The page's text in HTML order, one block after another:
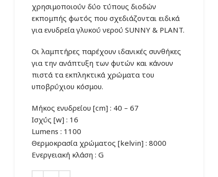
χρησιμοποιούν δύο τύπους διοδών
εκπομπής φωτός που σχεδιάζονται ειδικά
για ενυδρεία γλυκού νερού SUNNY & PLANT.
Οι λαμπτήρες παρέχουν ιδανικές συνθήκες
για την ανάπτυξη των φυτών και κάνουν
πιστά τα εκπληκτικά χρώματα του
υποβρύχιου κόσμου.
Μήκος ενυδρείου [cm] : 40 – 67
Ισχύς [w] : 16
Lumens : 1100
Θερμοκρασία χρώματος [kelvin] : 8000
Ενεργειακή κλάση : G